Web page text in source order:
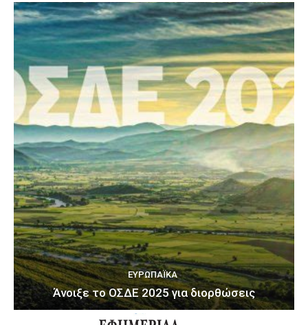
ΕΥΡΩΠΑΪΚΆ
Άνοιξε το ΟΣΔΕ 2025 για διορθώσεις